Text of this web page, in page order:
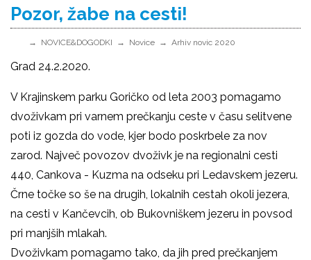
Pozor, žabe na cesti!
NOVICE&DOGODKI Novice Arhiv novic 2020
Grad 24.2.2020.
V Krajinskem parku Goričko od leta 2003 pomagamo
dvoživkam pri varnem prečkanju ceste v času selitvene
poti iz gozda do vode, kjer bodo poskrbele za nov
zarod. Največ povozov dvoživk je na regionalni cesti
440, Cankova - Kuzma na odseku pri Ledavskem jezeru.
Črne točke so še na drugih, lokalnih cestah okoli jezera,
na cesti v Kančevcih, ob Bukovniškem jezeru in povsod
pri manjših mlakah.
Dvoživkam pomagamo tako, da jih pred prečkanjem